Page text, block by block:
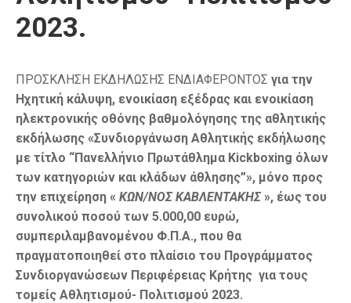
2023.
ΠΡΟΣΚΛΗΣΗ ΕΚΔΗΛΩΣΗΣ ΕΝΔΙΑΦΕΡΟΝΤΟΣ για την
Ηχητική κάλυψη, ενοικίαση εξέδρας και ενοικίαση
ηλεκτρονικής οθόνης βαθμολόγησης της αθλητικής
εκδήλωσης «Συνδιοργάνωση Αθλητικής εκδήλωσης
με τίτλο “Πανελλήνιο Πρωτάθλημα Kickboxing όλων
των κατηγοριών και κλάδων άθλησης”», μόνο προς
την επιχείρηση « ΚΩΝ/ΝΟΣ ΚΑΒΛΕΝΤΑΚΗΣ », έως του
συνολικού ποσού των 5.000,00 ευρώ,
συμπεριλαμβανομένου Φ.Π.Α., που θα
πραγματοποιηθεί στo πλαίσιο του Προγράμματος
Συνδιοργανώσεων Περιφέρειας Κρήτης για τους
τομείς Αθλητισμού- Πολιτισμού 2023.